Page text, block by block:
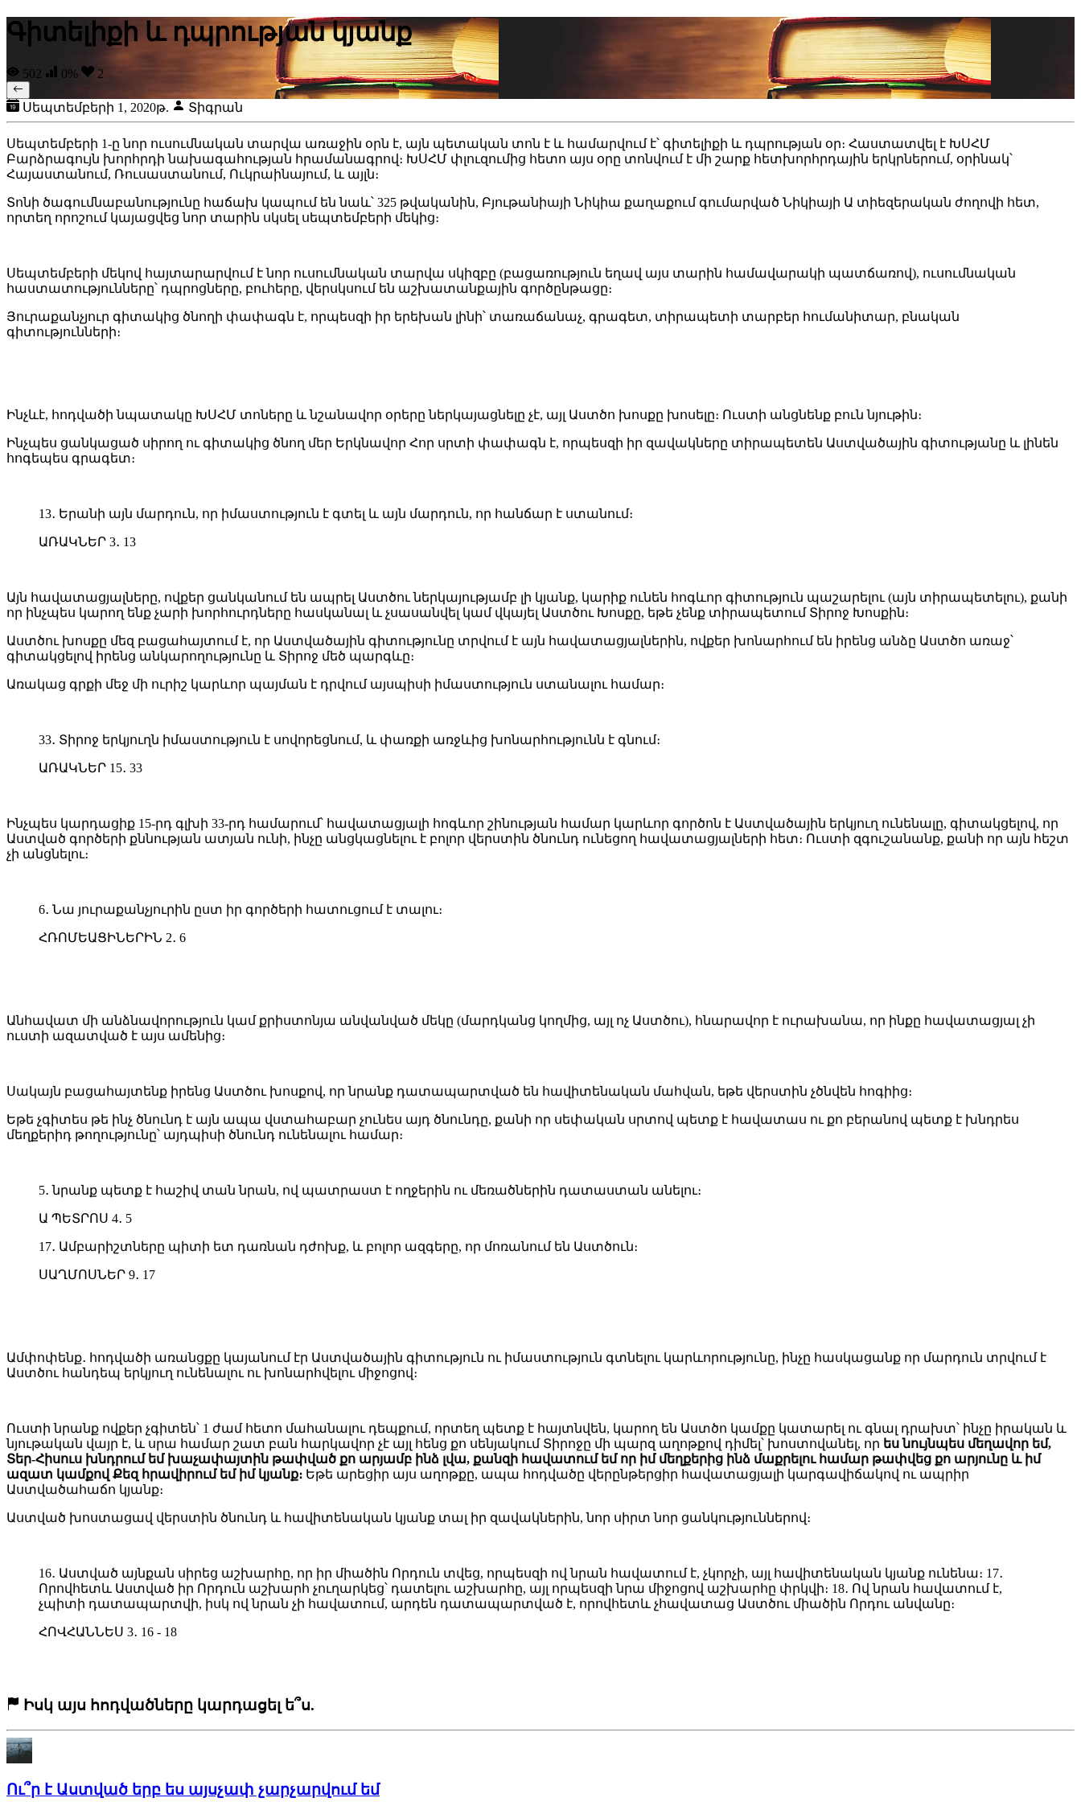
Գիտելիքի և դպրության կյանք
502 0% 2
Սեպտեմբերի 1, 2020թ. Տիգրան
Սեպտեմբերի 1-ը նոր ուսումնական տարվա առաջին օրն է, այն պետական տոն է և համարվում է՝ գիտելիքի և դպրության օր։ Հաստատվել է ԽՍՀՄ
Բարձրագույն խորհրդի նախագահության հրամանագրով։ ԽՍՀՄ փլուզումից հետո այս օրը տոնվում է մի շարք հետխորհրդային երկրներում, օրինակ՝
Հայաստանում, Ռուսաստանում, Ուկրաինայում, և այլն։
Տոնի ծագումնաբանությունը հաճախ կապում են նաև՝ 325 թվականին, Բյութանիայի Նիկիա քաղաքում գումարված Նիկիայի Ա տիեզերական ժողովի հետ,
որտեղ որոշում կայացվեց նոր տարին սկսել սեպտեմբերի մեկից։
Սեպտեմբերի մեկով հայտարարվում է նոր ուսումնական տարվա սկիզբը (բացառություն եղավ այս տարին համավարակի պատճառով), ուսումնական
հաստատությունները՝ դպրոցները, բուհերը, վերսկսում են աշխատանքային գործընթացը։
Յուրաքանչյուր գիտակից ծնողի փափագն է, որպեսզի իր երեխան լինի՝ տառաճանաչ, գրագետ, տիրապետի տարբեր հումանիտար, բնական
գիտությունների։
Ինչևէ, հոդվածի նպատակը ԽՍՀՄ տոները և նշանավոր օրերը ներկայացնելը չէ, այլ Աստծո խոսքը խոսելը։ Ուստի անցնենք բուն նյութին։
Ինչպես ցանկացած սիրող ու գիտակից ծնող մեր Երկնավոր Հոր սրտի փափագն է, որպեսզի իր զավակները տիրապետեն Աստվածային գիտությանը և լինեն
հոգեպես գրագետ։
13․ Երանի այն մարդուն, որ իմաստություն է գտել և այն մարդուն, որ հանճար է ստանում։
ԱՌԱԿՆԵՐ 3․ 13
Այն հավատացյալները, ովքեր ցանկանում են ապրել Աստծու ներկայությամբ լի կյանք, կարիք ունեն հոգևոր գիտություն պաշարելու (այն տիրապետելու), քանի
որ ինչպես կարող ենք չարի խորհուրդները հասկանալ և չսասանվել կամ վկայել Աստծու Խոսքը, եթե չենք տիրապետում Տիրոջ Խոսքին։
Աստծու խոսքը մեզ բացահայտում է, որ Աստվածային գիտությունը տրվում է այն հավատացյալներին, ովքեր խոնարհում են իրենց անձը Աստծո առաջ՝
գիտակցելով իրենց անկարողությունը և Տիրոջ մեծ պարգևը։
Առակաց գրքի մեջ մի ուրիշ կարևոր պայման է դրվում այսպիսի իմաստություն ստանալու համար։
33․ Տիրոջ երկյուղն իմաստություն է սովորեցնում, և փառքի առջևից խոնարհությունն է գնում։
ԱՌԱԿՆԵՐ 15․ 33
Ինչպես կարդացիք 15-րդ գլխի 33-րդ համարում՝ հավատացյալի հոգևոր շինության համար կարևոր գործոն է Աստվածային երկյուղ ունենալը, գիտակցելով, որ
Աստված գործերի քննության ատյան ունի, ինչը անցկացնելու է բոլոր վերստին ծնունդ ունեցող հավատացյալների հետ։ Ուստի զգուշանանք, քանի որ այն հեշտ
չի անցնելու։
6․ Նա յուրաքանչյուրին ըստ իր գործերի հատուցում է տալու։
ՀՌՈՄԵԱՑԻՆԵՐԻՆ 2․ 6
Անհավատ մի անձնավորություն կամ քրիստոնյա անվանված մեկը (մարդկանց կողմից, այլ ոչ Աստծու), հնարավոր է ուրախանա, որ ինքը հավատացյալ չի
ուստի ազատված է այս ամենից։
Սակայն բացահայտենք իրենց Աստծու խոսքով, որ նրանք դատապարտված են հավիտենական մահվան, եթե վերստին չծնվեն հոգիից։
Եթե չգիտես թե ինչ ծնունդ է այն ապա վստահաբար չունես այդ ծնունդը, քանի որ սեփական սրտով պետք է հավատաս ու քո բերանով պետք է խնդրես
մեղքերիդ թողությունը՝ այդպիսի ծնունդ ունենալու համար։
5․ նրանք պետք է հաշիվ տան նրան, ով պատրաստ է ողջերին ու մեռածներին դատաստան անելու։
Ա ՊԵՏՐՈՍ 4․ 5
17․ Ամբարիշտները պիտի ետ դառնան դժոխք, և բոլոր ազգերը, որ մոռանում են Աստծուն։
ՍԱՂՄՈՍՆԵՐ 9․ 17
Ամփոփենք․ հոդվածի առանցքը կայանում էր Աստվածային գիտություն ու իմաստություն գտնելու կարևորությունը, ինչը հասկացանք որ մարդուն տրվում է
Աստծու հանդեպ երկյուղ ունենալու ու խոնարհվելու միջոցով։
Ուստի նրանք ովքեր չգիտեն՝ 1 ժամ հետո մահանալու դեպքում, որտեղ պետք է հայտնվեն, կարող են Աստծո կամքը կատարել ու գնալ դրախտ՝ ինչը իրական և
նյութական վայր է, և սրա համար շատ բան հարկավոր չէ այլ հենց քո սենյակում Տիրոջը մի պարզ աղոթքով դիմել՝ խոստովանել, որ ես նույնպես մեղավոր եմ,
Տեր-Հիսուս խնդրում եմ խաչափայտին թափված քո արյամբ ինձ լվա, քանզի հավատում եմ որ իմ մեղքերից ինձ մաքրելու համար թափվեց քո արյունը և իմ
ազատ կամքով Քեզ հրավիրում եմ իմ կյանք։ Եթե արեցիր այս աղոթքը, ապա հոդվածը վերընթերցիր հավատացյալի կարգավիճակով ու ապրիր
Աստվածահաճո կյանք։
Աստված խոստացավ վերստին ծնունդ և հավիտենական կյանք տալ իր զավակներին, նոր սիրտ նոր ցանկություններով։
16․ Աստված այնքան սիրեց աշխարհը, որ իր միածին Որդուն տվեց, որպեսզի ով նրան հավատում է, չկորչի, այլ հավիտենական կյանք ունենա։ 17․
Որովհետև Աստված իր Որդուն աշխարհ չուղարկեց՝ դատելու աշխարհը, այլ որպեսզի նրա միջոցով աշխարհը փրկվի։ 18․ Ով նրան հավատում է,
չպիտի դատապարտվի, իսկ ով նրան չի հավատում, արդեն դատապարտված է, որովհետև չհավատաց Աստծու միածին Որդու անվանը։
ՀՈՎՀԱՆՆԵՍ 3․ 16 - 18
Իսկ այս հոդվածները կարդացել ե՞ս.
Ու՞ր է Աստված երբ ես այսչափ չարչարվում եմ